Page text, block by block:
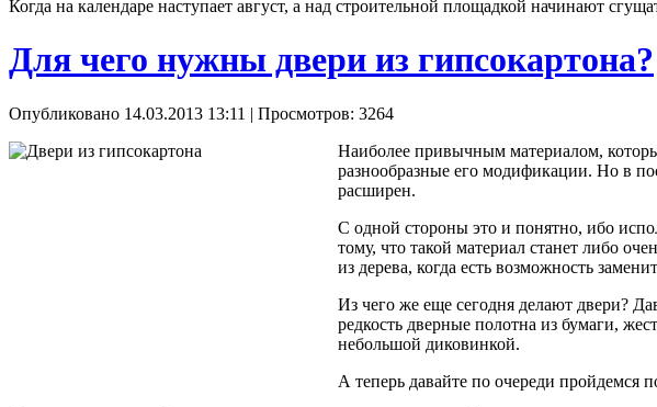
Когда на календаре наступает август, а над строительной площадкой начинают
Для чего нужны двери из гипсокартона?
Опубликовано 14.03.2013 13:11 | Просмотров: 3264
Наиболее привычным материалом,
разнообразные его модификации. Но в
расширен.
С одной стороны это и понятно, ибо
тому, что такой материал станет либо
из дерева, когда есть возможность
Из чего же еще сегодня делают двери?
редкость дверные полотна из бумаги,
небольшой диковинкой.
А теперь давайте по очереди пройдемся